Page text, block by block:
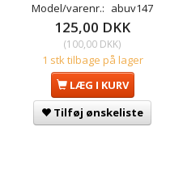
Model/varenr.: abuv147
125,00 DKK
(100,00 DKK)
1 stk tilbage på lager
LÆG I KURV
Tilføj ønskeliste